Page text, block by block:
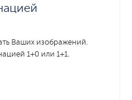
Ваших изображений.
1+0 или 1+1.